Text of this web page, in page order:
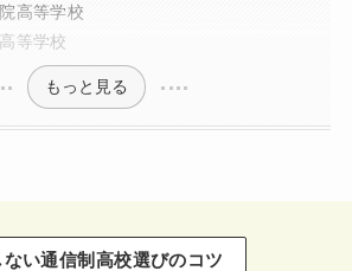
高等学校
等学校
もっと見る
ない通信制高校選びのコツ